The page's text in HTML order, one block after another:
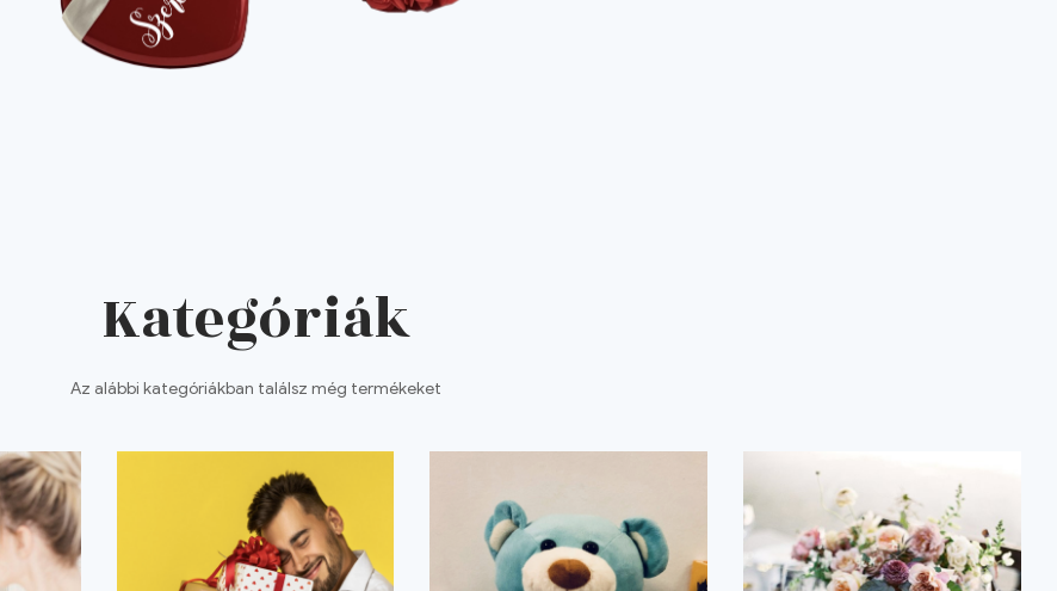
Kategóriák
Az alábbi kategóriákban találsz még termékeket